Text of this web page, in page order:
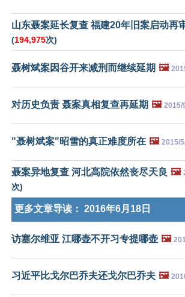
山东聂案延长复查 福建20年旧案启动再
(194,975次)
聂树斌案因谷开来减刑而继续延期 🖼️
对历史负责 聂案真相复查再延期 🖼️ 2015/
"聂树斌案"昭雪的真正难度所在 🖼️ 2015/
聂案异地复查 河北高院依然丧尽天良 🖼️
次)
更多文章导读： 2016年6月18日
访塞尔维亚 江哪壶不开习专提哪壶 🖼️
习近平比戈尔巴乔夫还戈尔巴乔夫 🖼️